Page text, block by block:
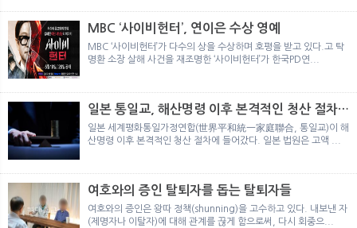
MBC ‘사이비헌터’, 연이은 수상 영예
MBC ‘사이비헌터’가 다수의 상을 수상하며 호평을 받고 있다.고 탁
명환 소장 살해 사건을 재조명한 ‘사이비헌터’가 한국PD연...
일본 통일교, 해산명령 이후 본격적인 청산 절차
돌입
일본 세계평화통일가정연합(世界平和統一家庭聯合, 통일교)이 해
산명령 이후 본격적인 청산 절차에 들어갔다. 일본 법원은 고액 ...
여호와의 증인 탈퇴자를 돕는 탈퇴자들
여호와의 증인은 왕따 정책(shunning)을 고수하고 있다. 내보낸 자
(제명자나 이탈자)에 대해 관계를 끊게 함으로써, 다시 회중으...